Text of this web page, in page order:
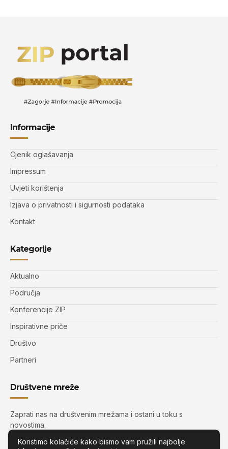
Informacije
Cjenik oglašavanja
Impressum
Uvjeti korištenja
Izjava o privatnosti i sigurnosti podataka
Kontakt
Kategorije
Aktualno
Područja
Konferencije ZIP
Inspirativne priče
Društvo
Partneri
Društvene mreže
Zaprati nas na društvenim mrežama i ostani u toku s
novostima.
Koristimo kolačiće kako bismo vam pružili najbolje